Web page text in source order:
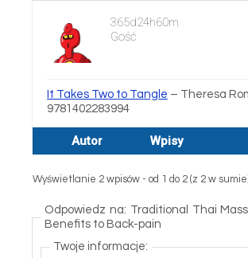
365d24h60m
Gość
It Takes Two to Tangle – Theresa
9781402283994
Autor Wpisy
Wyświetlanie 2 wpisów - od 1 do 2 (z 2 w
Odpowiedz na: Traditional Thai
Benefits to Back-pain
Twoje informacje: